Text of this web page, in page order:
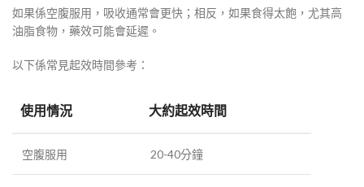
如果係空腹服用，吸收通常會更快；相反，如果食得太飽，尤其高
油脂食物，藥效可能會延遲。
以下係常見起效時間參考：
使用情況 大約起效時間
空腹服用 20-40分鐘